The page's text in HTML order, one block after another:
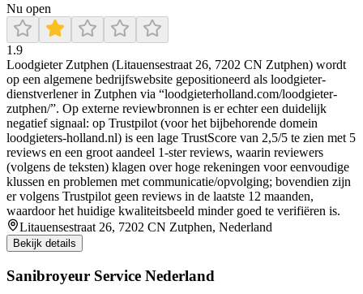
Nu open
1.9
Loodgieter Zutphen (Litauensestraat 26, 7202 CN Zutphen) wordt
op een algemene bedrijfswebsite gepositioneerd als loodgieter-
dienstverlener in Zutphen via “loodgieterholland.com/loodgieter-
zutphen/”. Op externe reviewbronnen is er echter een duidelijk
negatief signaal: op Trustpilot (voor het bijbehorende domein
loodgieters-holland.nl) is een lage TrustScore van 2,5/5 te zien met 5
reviews en een groot aandeel 1-ster reviews, waarin reviewers
(volgens de teksten) klagen over hoge rekeningen voor eenvoudige
klussen en problemen met communicatie/opvolging; bovendien zijn
er volgens Trustpilot geen reviews in de laatste 12 maanden,
waardoor het huidige kwaliteitsbeeld minder goed te verifiëren is.
Litauensestraat 26, 7202 CN Zutphen, Nederland
Bekijk details
Sanibroyeur Service Nederland